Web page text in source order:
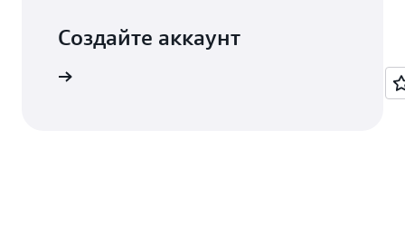
Создайте аккаунт